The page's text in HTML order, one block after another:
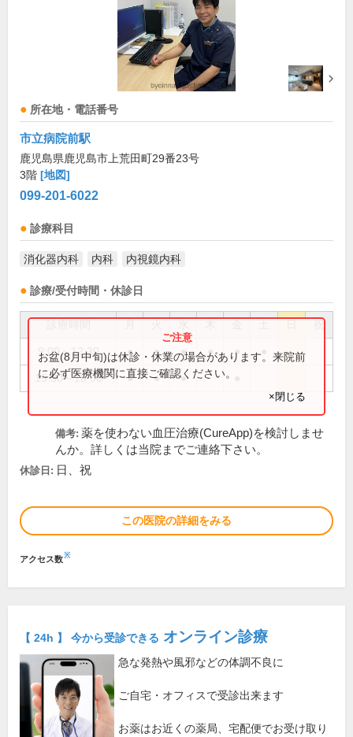
所在地・電話番号
市立病院前駅
鹿児島県鹿児島市上荒田町29番23号
3階 [地図]
099-201-6022
診療科目
消化器内科 内科 内視鏡内科
診療/受付時間・休診日
祝
9:00～12:30 ● ● ● ● ●
15:30～18:00 ● ● ●
お盆(8月中旬)は休診・休業の場合があります。来院前
に必ず医療機関に直接ご確認ください。
×閉じる
備考: 薬を使わない血圧治療(CureApp)を検討しませ
んか。詳しくは当院までご連絡下さい。
休診日: 日、祝
この医院の詳細をみる
アクセス数※
【 24h 】 今から受診できる オンライン診療
急な発熱や風邪などの体調不良に
ご自宅・オフィスで受診出来ます
お薬はお近くの薬局、宅配便でお受け取り